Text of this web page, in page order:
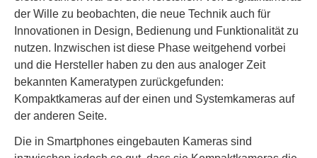
der Wille zu beobachten, die neue Technik auch für
Innovationen in Design, Bedienung und Funktionalität zu
nutzen. Inzwischen ist diese Phase weitgehend vorbei
und die Hersteller haben zu den aus analoger Zeit
bekannten Kameratypen zurückgefunden:
Kompaktkameras auf der einen und Systemkameras auf
der anderen Seite.
Die in Smartphones eingebauten Kameras sind